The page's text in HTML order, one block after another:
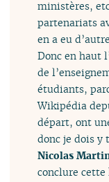
ministères,
partenariats
en a eu
Donc en haut
de
étudiants,
Wikipédia
départ, ont
donc je dois y
Nicolas
conclure